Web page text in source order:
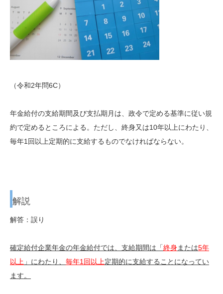
（令和2年問6C）
年金給付の支給期間及び支払期月は、政令で定める基準に従い規
約で定めるところによる。ただし、終身又は10年以上にわたり、
毎年1回以上定期的に支給するものでなければならない。
解説
解答：誤り
確定給付企業年金の年金給付では、支給期間は「終身または5年
以上 」にわたり、 毎年1回以上定期的に支給することになってい
ます。